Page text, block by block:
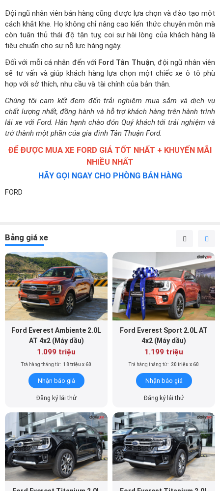
Đội ngũ nhân viên bán hàng cũng được lựa chọn và đào tạo một
cách khắt khe. Họ không chỉ nâng cao kiến thức chuyên môn mà
còn tuân thủ thái độ tận tụy, coi sự hài lòng của khách hàng là
tiêu chuẩn cho sự nỗ lực hàng ngày.
Đối với mỗi cá nhân đến với Ford Tân Thuận, đội ngũ nhân viên
sẽ tư vấn và giúp khách hàng lựa chọn một chiếc xe ô tô phù
hợp với sở thích, nhu cầu và tài chính của bản thân.
Chúng tôi cam kết đem đến trải nghiệm mua sắm và dịch vụ
chất lượng nhất, đồng hành và hỗ trợ khách hàng trên hành trình
lái xe với Ford. Hân hạnh chào đón Quý khách tới trải nghiệm và
trở thành một phần của gia đình Tân Thuận Ford.
ĐỂ ĐƯỢC MUA XE FORD GIÁ TỐT NHẤT + KHUYẾN MÃI
NHIỀU NHẤT
HÃY GỌI NGAY CHO PHÒNG BÁN HÀNG
FORD
Bảng giá xe
Ford Everest Ambiente 2.0L
AT 4x2 (Máy dầu)
1.099 triệu
Trả hàng tháng từ: 18 triệu x 60
Nhận báo giá
Đăng ký lái thử
Ford Everest Sport 2.0L AT
4x2 (Máy dầu)
1.199 triệu
Trả hàng tháng từ: 20 triệu x 60
Nhận báo giá
Đăng ký lái thử